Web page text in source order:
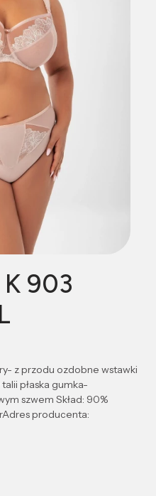
903
z przodu ozdobne wstawki
płaska gumka-
szwem Skład: 90%
producenta: